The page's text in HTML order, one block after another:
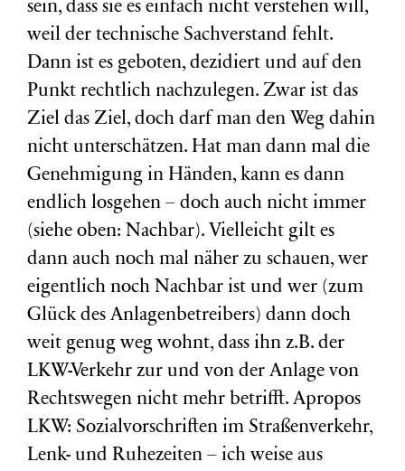
sein, dass sie es einfach nicht verstehen will,
weil der technische Sachverstand fehlt.
Dann ist es geboten, dezidiert und auf den
Punkt rechtlich nachzulegen. Zwar ist das
Ziel das Ziel, doch darf man den Weg dahin
nicht unterschätzen. Hat man dann mal die
Genehmigung in Händen, kann es dann
endlich losgehen – doch auch nicht immer
(siehe oben: Nachbar). Vielleicht gilt es
dann auch noch mal näher zu schauen, wer
eigentlich noch Nachbar ist und wer (zum
Glück des Anlagenbetreibers) dann doch
weit genug weg wohnt, dass ihn z.B. der
LKW-Verkehr zur und von der Anlage von
Rechtswegen nicht mehr betrifft. Apropos
LKW: Sozialvorschriften im Straßenverkehr,
Lenk- und Ruhezeiten – ich weise aus